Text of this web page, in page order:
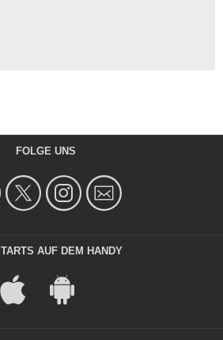
FOLGE UNS
AUF DEM HANDY